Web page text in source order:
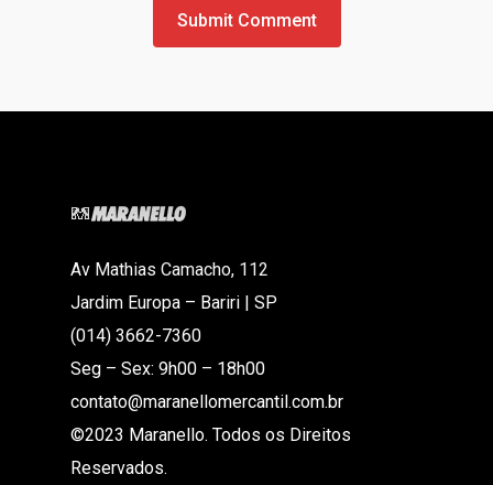
Av Mathias Camacho, 112
Jardim Europa – Bariri | SP
(014) 3662-7360
Seg – Sex: 9h00 – 18h00
contato@maranellomercantil.com.br
©2023 Maranello. Todos os Direitos
Reservados.